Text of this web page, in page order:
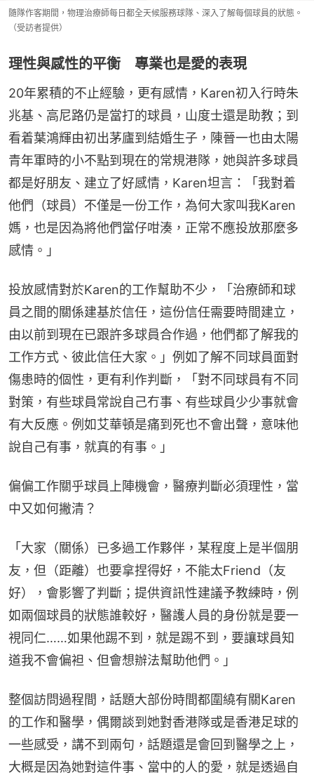
隨隊作客期間，物理治療師每日都全天候服務球隊、深入了解每個球員的狀態。
（受訪者提供）
理性與感性的平衡 專業也是愛的表現
20年累積的不止經驗，更有感情，Karen初入行時朱
兆基、高尼路仍是當打的球員，山度士還是助教；到
看着葉鴻輝由初出茅廬到結婚生子，陳晉一也由太陽
青年軍時的小不點到現在的常規港隊，她與許多球員
都是好朋友、建立了好感情，Karen坦言：「我對着
他們（球員）不僅是一份工作，為何大家叫我Karen
媽，也是因為將他們當仔咁湊，正常不應投放那麼多
感情。」
投放感情對於Karen的工作幫助不少，「治療師和球
員之間的關係建基於信任，這份信任需要時間建立，
由以前到現在已跟許多球員合作過，他們都了解我的
工作方式、彼此信任大家。」例如了解不同球員面對
傷患時的個性，更有利作判斷，「對不同球員有不同
對策，有些球員常說自己冇事、有些球員少少事就會
有大反應。例如艾華頓是痛到死也不會出聲，意味他
說自己有事，就真的有事。」
偏偏工作關乎球員上陣機會，醫療判斷必須理性，當
中又如何撇清？
「大家（關係）已多過工作夥伴，某程度上是半個朋
友，但（距離）也要拿捏得好，不能太Friend（友
好），會影響了判斷；提供資訊性建議予教練時，例
如兩個球員的狀態誰較好，醫護人員的身份就是要一
視同仁……如果他踢不到，就是踢不到，要讓球員知
道我不會偏袒、但會想辦法幫助他們。」
整個訪問過程間，話題大部份時間都圍繞有關Karen
的工作和醫學，偶爾談到她對香港隊或是香港足球的
一些感受，講不到兩句，話題還是會回到醫學之上，
大概是因為她對這件事、當中的人的愛，就是透過自